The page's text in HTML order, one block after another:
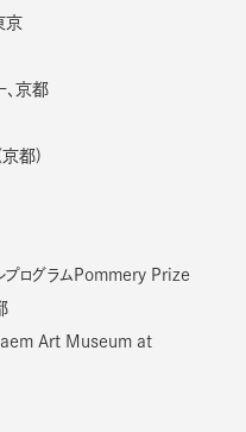
京
、京都
都)
ログラムPommery Prize
Art Museum at